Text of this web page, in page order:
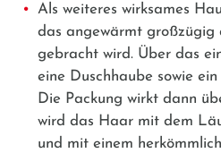
Als weiteres wirksames
das angewärmt
gebracht wird. Über das
eine Duschhaube sowie
Die Packung wirkt dann
wird das Haar mit dem
und mit einem